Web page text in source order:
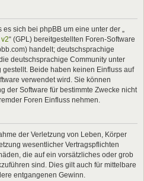
es sich bei phpBB um eine unter der „
“ (GPL) bereitgestellten Foren-Software
handelt; deutschsprachige
deutschsprachige Community unter
gestellt. Beide haben keinen Einfluss auf
verwendet wird. Sie können
der Software für bestimmte Zwecke nicht
Foren Einfluss nehmen.
der Verletzung von Leben, Körper
wesentlicher Vertragspflichten
die auf ein vorsätzliches oder grob
sind. Dies gilt auch für mittelbare
entgangenen Gewinn.